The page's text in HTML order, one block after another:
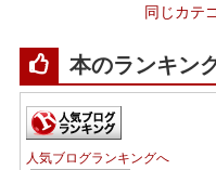
同じカテ
本のランキン
人気ブログランキングへ